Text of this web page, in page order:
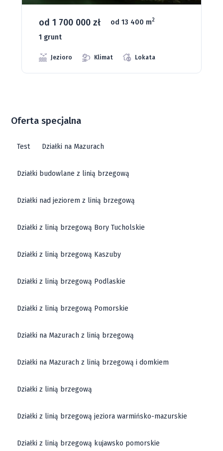
od 93 280 zł od 1075 m 2 66 grunt
Oferta specjalna
Test Działki na Mazurach
Działki budowlane z linią brzegową
Działki nad jeziorem z linią brzegową
Działki z linią brzegową Bory Tucholskie
Działki z linią brzegową Kaszuby
Działki z linią brzegową Podlaskie
Działki z linią brzegową Pomorskie
Działki na Mazurach z linią brzegową
Działki na Mazurach z linią brzegową i domkiem
Działki z linią brzegową
Działki z linią brzegową jeziora warmińsko-mazurskie
Działki z linią brzegową kujawsko pomorskie